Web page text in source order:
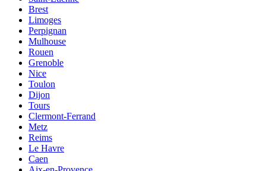
Brest
Limoges
Perpignan
Mulhouse
Rouen
Grenoble
Nice
Toulon
Dijon
Tours
Clermont-Ferrand
Metz
Reims
Le Havre
Caen